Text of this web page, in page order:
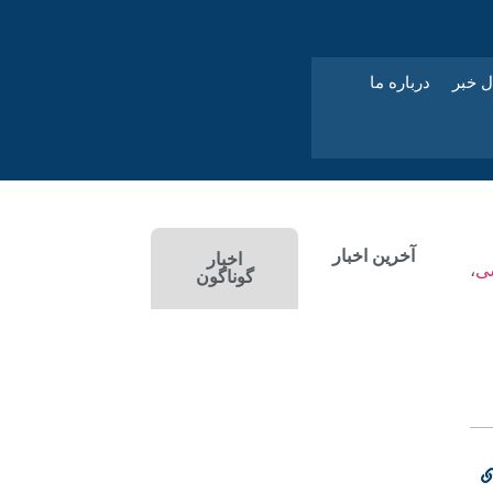
خبر درباره ما
،
آخرین اخبار
اخبار
گوناگون